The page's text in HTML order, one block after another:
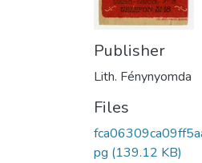
Publisher
Lith. Fénynyomda
Files
pg (139.12 KB)